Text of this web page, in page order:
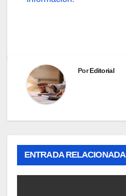
PorEditorial
ENTRADA RELACIONADA